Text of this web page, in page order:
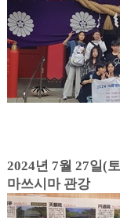
2024년 7월 27일(
마쓰시마 관강